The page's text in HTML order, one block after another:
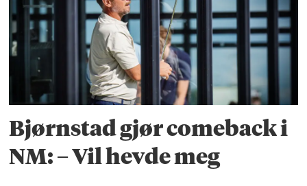
Bjørnstad gjør comeback i
NM: – Vil hevde meg